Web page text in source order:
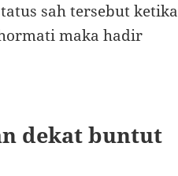
sah tersebut ketika
maka hadir
dekat buntut